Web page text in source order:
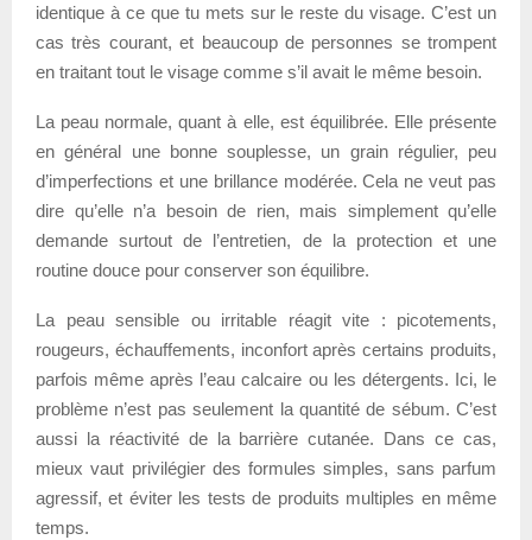
identique à ce que tu mets sur le reste du visage. C’est un
cas très courant, et beaucoup de personnes se trompent
en traitant tout le visage comme s’il avait le même besoin.
La peau normale, quant à elle, est équilibrée. Elle présente
en général une bonne souplesse, un grain régulier, peu
d’imperfections et une brillance modérée. Cela ne veut pas
dire qu’elle n’a besoin de rien, mais simplement qu’elle
demande surtout de l’entretien, de la protection et une
routine douce pour conserver son équilibre.
La peau sensible ou irritable réagit vite : picotements,
rougeurs, échauffements, inconfort après certains produits,
parfois même après l’eau calcaire ou les détergents. Ici, le
problème n’est pas seulement la quantité de sébum. C’est
aussi la réactivité de la barrière cutanée. Dans ce cas,
mieux vaut privilégier des formules simples, sans parfum
agressif, et éviter les tests de produits multiples en même
temps.